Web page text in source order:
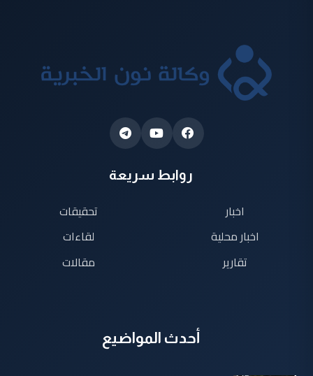
روابط سريعة
اخبار
اخبار محلية
تقارير
تحقيقات
لقاءات
مقالات
أحدث المواضيع